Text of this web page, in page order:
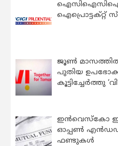
ഐസിഐസിഐ
ഐപ്രൊട്ടക്റ്റ്
ജൂൺ മാസത്തിൽ
പുതിയ
കൂട്ടിച്ചേർത്തു ‘വി’
ഇന്‍വെസ്കോ
ഓപ്പണ്‍ എന്‍ഡഡ്
ഫണ്ടുകള്‍